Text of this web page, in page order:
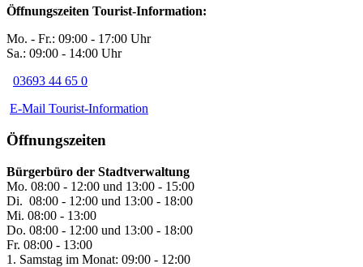
Öffnungszeiten Tourist-Information:
Mo. - Fr.: 09:00 - 17:00 Uhr
Sa.: 09:00 - 14:00 Uhr
03693 44 65 0
E-Mail Tourist-Information
Öffnungszeiten
Bürgerbüro der Stadtverwaltung
Mo. 08:00 - 12:00 und 13:00 - 15:00
Di. 08:00 - 12:00 und 13:00 - 18:00
Mi. 08:00 - 13:00
Do. 08:00 - 12:00 und 13:00 - 18:00
Fr. 08:00 - 13:00
1. Samstag im Monat: 09:00 - 12:00